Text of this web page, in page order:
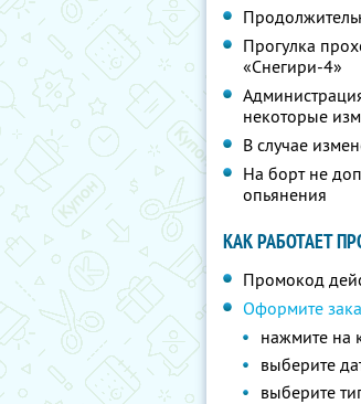
Прогулка
«Снегири-4»
некоторые
В случае
На борт не
опьянения
КАК РАБОТАЕТ
Промокод
Оформите
нажмите на
выберите
выберите